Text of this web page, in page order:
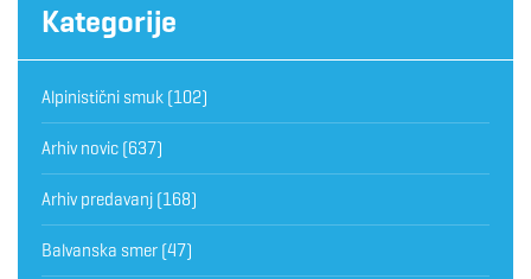
Kategorije
Alpinistični smuk (102)
Arhiv novic (637)
Arhiv predavanj (168)
Balvanska smer (47)